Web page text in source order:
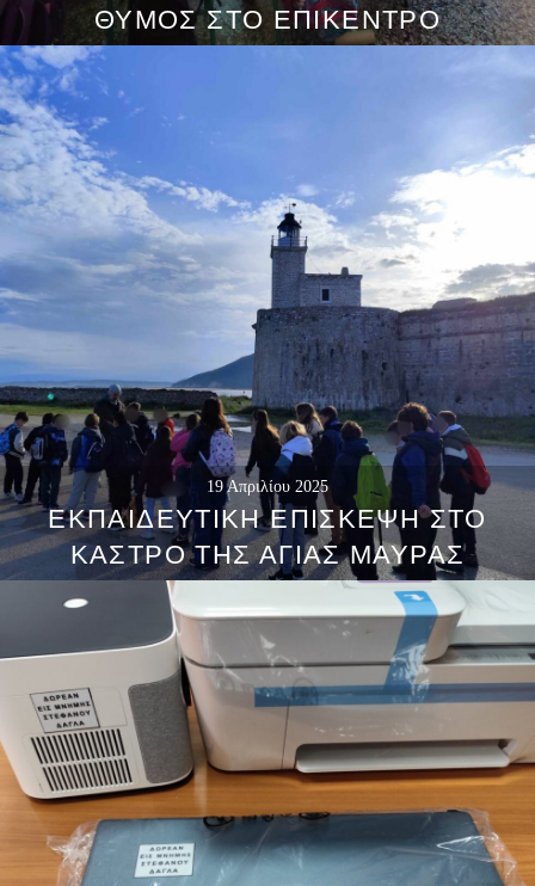
ΘΥΜΌΣ ΣΤΟ ΕΠΊΚΕΝΤΡΟ
19 Απριλίου 2025
ΕΚΠΑΙΔΕΥΤΙΚΉ ΕΠΊΣΚΕΨΗ ΣΤΟ
ΚΆΣΤΡΟ ΤΗΣ ΑΓΊΑΣ ΜΑΎΡΑΣ